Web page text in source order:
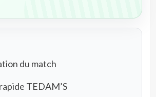
du match
TEDAM’S